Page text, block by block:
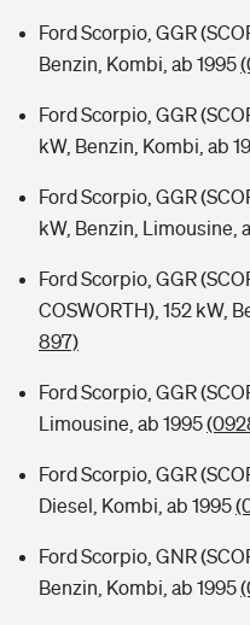
Ford Scorpio, GGR
Benzin, Kombi, ab 1995
Ford Scorpio, GGR
kW, Benzin, Kombi, ab
Ford Scorpio, GGR
kW, Benzin, Limousine,
Ford Scorpio, GGR
COSWORTH), 152 kW,
897)
Ford Scorpio, GGR
Limousine, ab 1995
Ford Scorpio, GGR
Diesel, Kombi, ab 1995
Ford Scorpio, GNR
Benzin, Kombi, ab 1995